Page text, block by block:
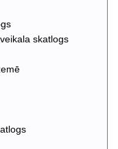
skatlogs